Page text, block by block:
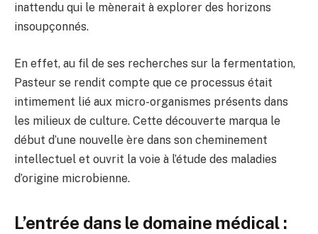
inattendu qui le mènerait à explorer des horizons
insoupçonnés.
En effet, au fil de ses recherches sur la fermentation,
Pasteur se rendit compte que ce processus était
intimement lié aux micro-organismes présents dans
les milieux de culture. Cette découverte marqua le
début d’une nouvelle ère dans son cheminement
intellectuel et ouvrit la voie à l’étude des maladies
d’origine microbienne.
L’entrée dans le domaine médical :